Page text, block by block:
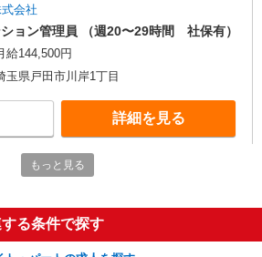
きたい。 ●１つの現場を任せてもらうの
りがいを感じます。 ●これまでいろいろな
で働いてきましたが 支店の担当の方は人当た
く、些細なこと でも気軽に相談できます。
いトラブルが発生した場合は、支店の 担当
員に相談できるので未経験でしたが、心配は
せんでした。
会社
ョン管理員 （週20〜29時間 社保有）
給144,500円
玉県戸田市川岸1丁目
詳細を見る
給235,500円〜264,500円 （年収例） 年収
（1年目未経験者、資格なし） 年収360万(1
もっと見る
る条件で探す